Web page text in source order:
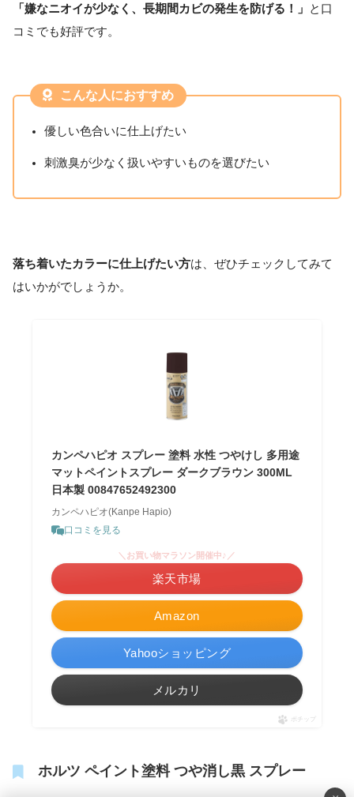
「嫌なニオイが少なく、長期間カビの発生を防げる！」 と口
コミでも好評です。
こんな人におすすめ
優しい色合いに仕上げたい
刺激臭が少なく扱いやすいものを選びたい
落ち着いたカラーに仕上げたい方は、ぜひチェックしてみて
はいかがでしょうか。
カンペハピオ スプレー 塗料 水性 つやけし 多用途
マットペイントスプレー ダークブラウン 300ML
日本製 00847652492300
カンペハピオ(Kanpe Hapio)
口コミを見る
Amazon
＼お買い物マラソン開催中♪／
楽天市場
Yahooショッピング
メルカリ
ポチップ
ホルツ ペイント塗料 つや消し黒 スプレー